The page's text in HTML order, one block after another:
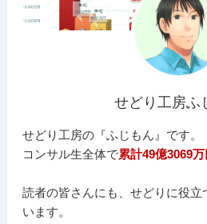
せどり工房ふ
せどり工房の『ふじもん』です。
コンサル生全体で累計49億3069
読者の皆さんにも、せどりに役立
います。